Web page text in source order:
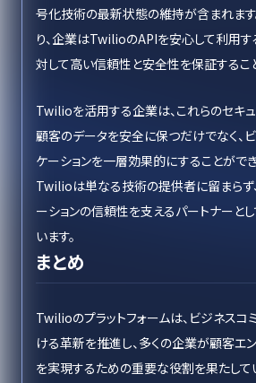
号化技術の最新状態の維持が含まれます
り、企業はTwilioのAPIを安心して利用す
対して高い信頼性と安全性を保証するこ
Twilioを活用する企業は、これらのセキュ
顧客のデータを安全に保つだけでなく、
ケーションを一層効果的にすることができ
Twilioは単なる技術の提供者に留まらず
ーションの信頼性を支えるパートナーと
います。
まとめ
Twilioのプラットフォームは、ビジネスコ
ける革新を推進し、多くの企業が顧客エ
を実現するための重要な役割を果たして